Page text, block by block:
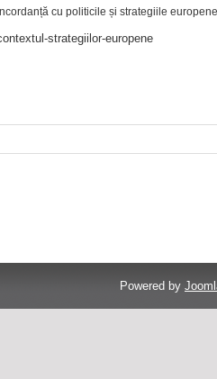
cu politicile și strategiile
strategiilor-europene
Powered by